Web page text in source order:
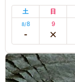
土 日
8/8 9